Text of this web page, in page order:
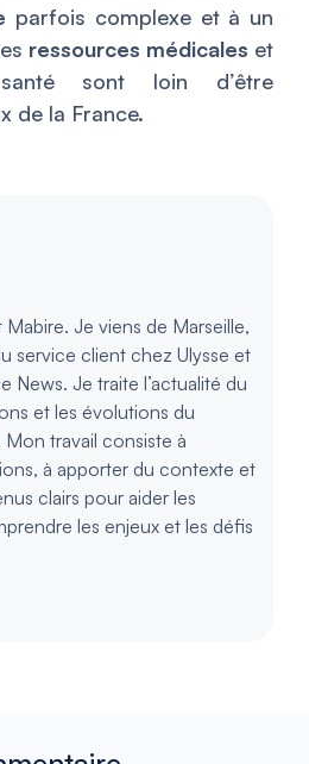
parfois complexe et à un
ressources médicales et
sont loin d’être
de la France.
Mabire. Je viens de Marseille,
service client chez Ulysse et
News. Je traite l’actualité du
et les évolutions du
travail consiste à
à apporter du contexte et
clairs pour aider les
les enjeux et les défis